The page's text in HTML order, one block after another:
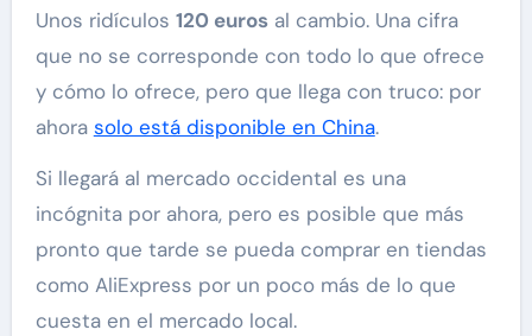
Unos ridículos 120 eurosal cambio. Una cifra
que no se corresponde con todo lo que ofrece
y cómo lo ofrece, pero que llega con truco: por
ahora solo está disponible en China.
Si llegará al mercado occidental es una
incógnita por ahora, pero es posible que más
pronto que tarde se pueda comprar en tiendas
como AliExpress por un poco más de lo que
cuesta en el mercado local.